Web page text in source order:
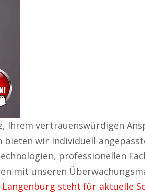
Ihrem vertrauenswürdigen
bieten wir individuell
professionellen
mit unseren
steht für aktuelle